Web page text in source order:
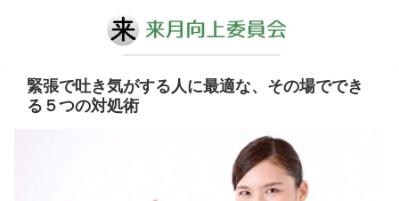
緊張で吐き気がする人に最適な、その場ででき
る５つの対処術